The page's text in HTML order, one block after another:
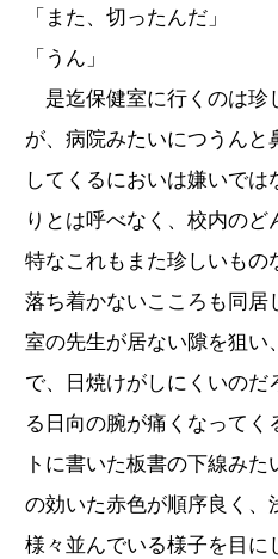
「また、切ったんだ」
「うん」
是迄保健室に行くのは珍
が、病院みたいにつうんと
してくるにおいは嫌いで
りとは呼べなく、校内の
特なこれもまた珍しいもの
落ち着かないこころも同居
室の先生が居ない隙を狙い
で、日焼けがしにくいのだ
る日向の腕が痛くなってく
トに書いた板書の下線み
の効いた赤色が順序良く、
様々並んでいる様子を目に